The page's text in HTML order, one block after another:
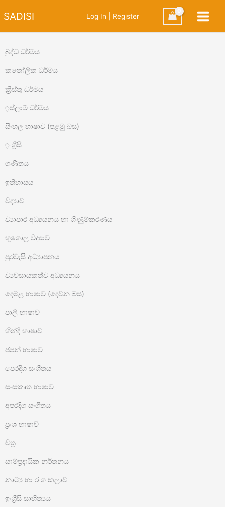
toSADISI Log In | Register
බුද්ධ ධර්මය
කතෝලික ධර්මය
ක්‍රිස්තු ධර්මය
ඉස්ලාම් ධර්මය
සිංහල භාෂාව (පළමු බස)
ඉංග්‍රීසි
ගණිතය
ඉතිහාසය
විද්‍යාව
ව්‍යාපාර අධ්‍යයනය හා ගිණුම්කරණය
භූගෝල විද්‍යාව
පුරවැසි අධ්‍යාපනය
ව්‍යවසායකත්ව අධ්‍යයනය
දෙමළ භාෂාව (දෙවන බස)
පාලි භාෂාව
හින්දි භාෂාව
ජපන් භාෂාව
පෙරදිග සංගීතය
සංස්කෘත භාෂාව
අපරදිග සංගීතය
ප්‍රංශ භාෂාව
චිත්‍ර
සාම්ප්‍රදායික නර්තනය
නාට්‍ය හා රංග කලාව
ඉංග්‍රීසි සාහිත්‍යය